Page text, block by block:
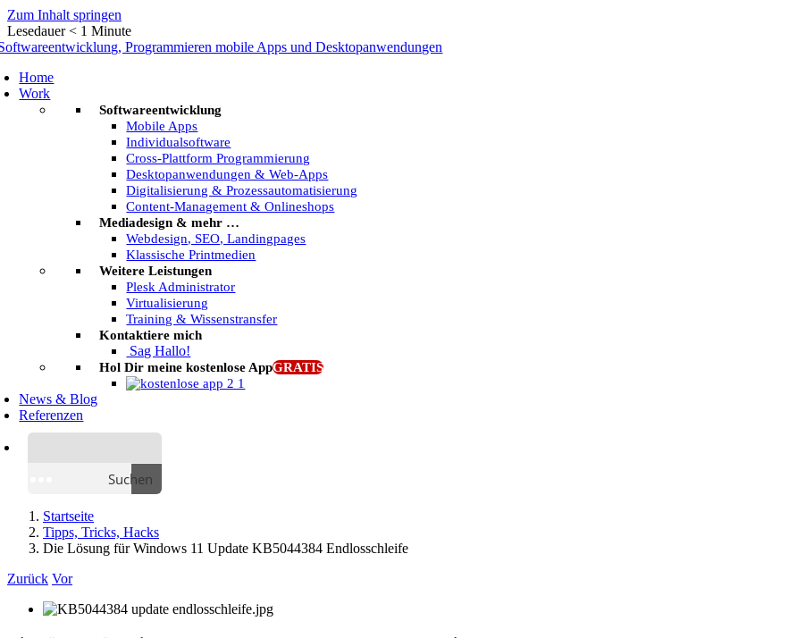
Zum Inhalt springen
Lesedauer < 1 Minute
Home
Work
Softwareentwicklung
Mobile Apps
Individualsoftware
Cross-Plattform Programmierung
Desktopanwendungen & Web-Apps
Digitalisierung & Prozessautomatisierung
Content-Management & Onlineshops
Mediadesign & mehr …
Webdesign, SEO, Landingpages
Klassische Printmedien
Weitere Leistungen
Plesk Administrator
Virtualisierung
Training & Wissenstransfer
Kontaktiere mich
Sag Hallo!
Hol Dir meine kostenlose AppGRATIS
News & Blog
Referenzen
Suchen
Startseite
Tipps, Tricks, Hacks
Die Lösung für Windows 11 Update KB5044384 Endlosschleife
Zurück Vor